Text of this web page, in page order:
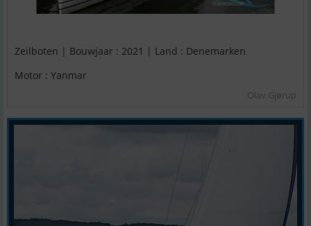
Zeilboten | Bouwjaar : 2021 | Land : Denemarken
Motor : Yanmar
Olav Gjørup